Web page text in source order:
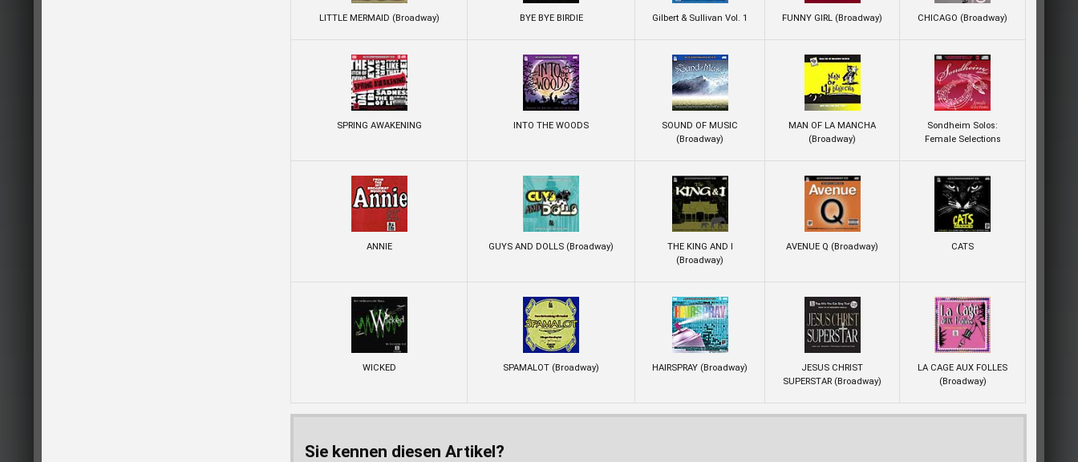
LITTLE MERMAID (Broadway) BYE BYE BIRDIE Gilbert & Sullivan Vol. 1 FUNNY GIRL (Broadway) CHICAGO (Broadway)
SPRING AWAKENING INTO THE WOODS
SOUND OF MUSIC
(Broadway)
MAN OF LA MANCHA
(Broadway)
Sondheim Solos:
Female Selections
ANNIE GUYS AND DOLLS (Broadway)
THE KING AND I
(Broadway)
AVENUE Q (Broadway) CATS
WICKED SPAMALOT (Broadway) HAIRSPRAY (Broadway)
JESUS CHRIST
SUPERSTAR (Broadway)
LA CAGE AUX FOLLES
(Broadway)
Sie kennen diesen Artikel?